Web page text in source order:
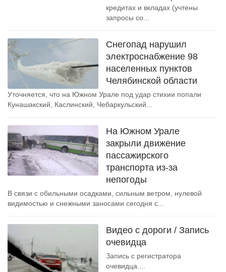
кредитах и вкладах (учтены
запросы со...
Снегопад нарушил
электроснабжение 98
населенных пунктов
Челябинской области
Уточняется, что на Южном Урале под удар стихии попали
Кунашакский, Каслинский, Чебаркульский...
На Южном Урале
закрыли движение
пассажирского
транспорта из-за
непогоды
В связи с обильными осадками, сильным ветром, нулевой
видимостью и снежными заносами сегодня с...
Видео с дороги / Запись
очевидца
Запись с регистратора
очевидца....